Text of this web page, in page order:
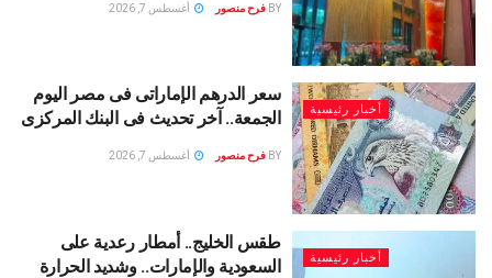
BY فرح منصور أغسطس 7, 2026
أخبار رئيسية
سعر الدرهم الإماراتى فى مصر اليوم
الجمعة.. آخر تحديث فى البنك المركزى
BY فرح منصور أغسطس 7, 2026
أخبار رئيسية
طقس الخليج.. أمطار رعدية على
السعودية والإمارات.. وشديد الحرارة